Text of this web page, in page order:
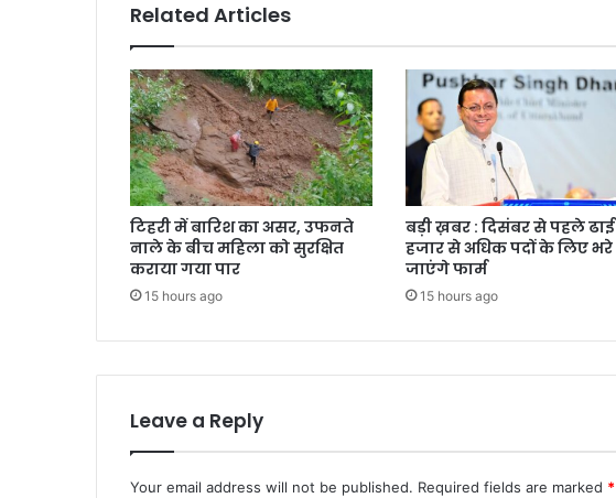
Related Articles
टिहरी में बारिश का असर, उफनते
नाले के बीच महिला को सुरक्षित
कराया गया पार
15 hours ago
बड़ी ख़बर : दिसंबर से पहले ढाई
हजार से अधिक पदों के लिए भरे
जाएंगे फार्म
15 hours ago
Leave a Reply
Your email address will not be published. Required fields are marked *